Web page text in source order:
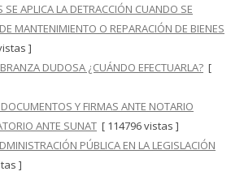
SE APLICA LA DETRACCIÓN CUANDO SE
MANTENIMIENTO O REPARACIÓN DE BIENES
]
DUDOSA ¿CUÁNDO EFECTUARLA? [
Y FIRMAS ANTE NOTARIO
ANTE SUNAT [ 114796 vistas ]
PÚBLICA EN LA LEGISLACIÓN
]